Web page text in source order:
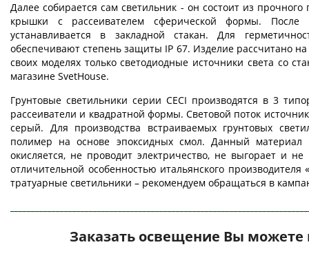
Далее собирается сам светильник - он состоит из
крышки с рассеивателем сферической формы. После
устанавливается в закладной стакан. Для
обеспечивают степень защиты IP 67. Изделие рассчитано
своих моделях только светодиодные источники света со
магазине SvetHouse.
Грунтовые светильники серии CECI производятся в 3
рассеиватели и квадратной формы. Световой поток
серый. Для производства встраиваемых грунтовых
полимер на основе эпоксидных смол. Данный материал
окисляется, не проводит электричество, не выгорает и
отличительной особенностью итальянского
тратуарные светильники – рекомендуем обращаться в
Заказать освещение Вы можете